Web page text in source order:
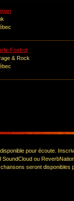
Foxtrot
& Rock
pour écoute.
ou
seront disponibles